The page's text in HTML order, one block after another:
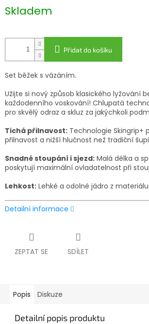
cena:
Skladem
Přidat do košíku
Set běžek s vázáním.
Užijte si nový způsob klasického lyžování
každodenního voskování! Chlupatá
pro skvělý odraz a skluz za jakýchkoli
Tichá přilnavost: Technologie Skingrip+
přilnavost a nižší hlučnost než tradiční
Snadné stoupání i sjezd: Malá délka a
poskytují maximální ovladatelnost při
Lehkost: Lehké a odolné jádro z
Detailní informace
ZEPTAT SE SDÍLET
Popis Diskuze
Detailní popis produktu